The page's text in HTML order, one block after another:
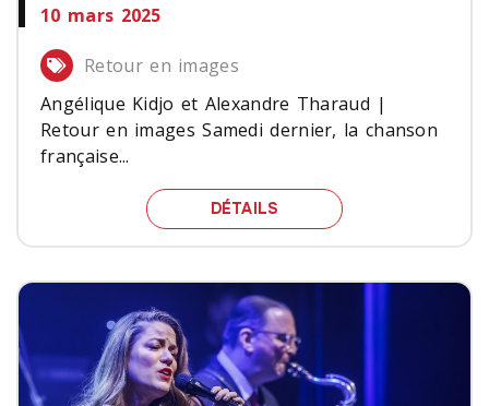
10 mars 2025
Retour en images
Angélique Kidjo et Alexandre Tharaud |
Retour en images Samedi dernier, la chanson
française...
DÉTAILS ANGÉLIQUE KIDJO ET